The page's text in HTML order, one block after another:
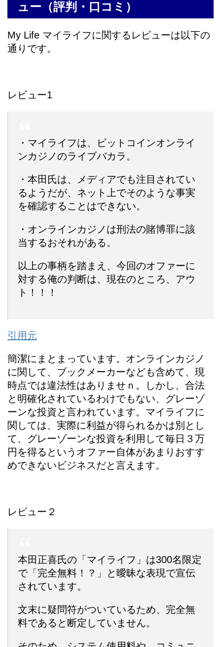
ュー（評判・口コミ）
My Life マイライフに関するレビューは以下の
通りです。
レビュー1
・マイライフは、ビットコインオンライ
ンカジノのライブバカラ。
・本田氏は、メディアでも注目されてい
るようだが、ネット上でそのような事実
を確認することはできない。
・オンラインカジノは刑法の賭博罪に該
当するおそれがある。
以上の事柄を踏まえ、今回のオファーに
対する俺の判断は、現在のところ、アウ
ト！！！
引用元
簡潔にまとまっています。オンラインカジノ
に関して、ブックメーカーなども含めて、現
時点では違法性はありませｎ。しかし、合法
と明確化されているわけでもない、グレーゾ
ーンな投資と言われています。マイライフに
関しては、実際に利益が得られるかは別とし
て、グレーゾーンな投資を利用して毎日３万
円を得るというオファー自体があまりおすす
めできないビジネスだと言えます。
レビュー２
本田正喜氏の「マイライフ」は300名限定
で「完全無料！？」と曖昧な表現で宣伝
されています。
文末に疑問符がついているため、完全無
料であると断定していません。